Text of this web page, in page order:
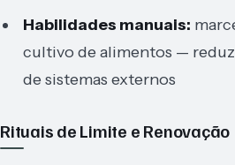
Habilidades manuais:
cultivo de alimentos —
de sistemas externos
Rituais de Limite e Renovação